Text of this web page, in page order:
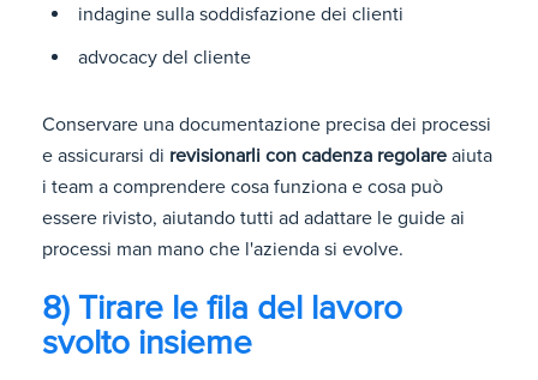
indagine sulla soddisfazione dei clienti
advocacy del cliente
Conservare una documentazione precisa dei processi
e assicurarsi di revisionarli con cadenza regolare aiuta
i team a comprendere cosa funziona e cosa può
essere rivisto, aiutando tutti ad adattare le guide ai
processi man mano che l'azienda si evolve.
8) Tirare le fila del lavoro
svolto insieme